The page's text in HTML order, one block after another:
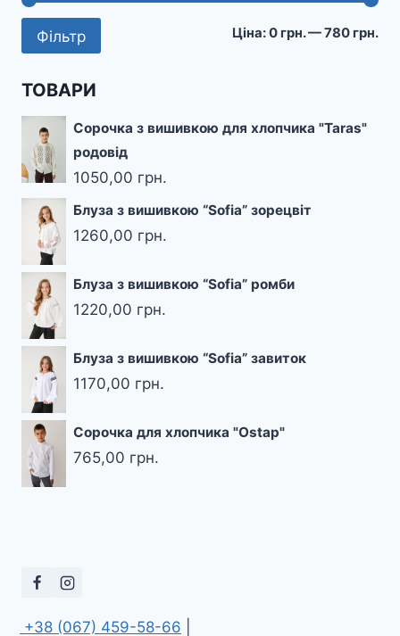
Фільтр Ціна:0 грн.—780 грн.
ТОВАРИ
Сорочка з вишивкою для хлопчика "Taras"
родовід
1050,00 грн.
Блуза з вишивкою “Sofia” зорецвіт
1260,00 грн.
Блуза з вишивкою “Sofia” ромби
1220,00 грн.
Блуза з вишивкою “Sofia” завиток
1170,00 грн.
Сорочка для хлопчика "Ostap"
765,00 грн.
+38 (067) 459-58-66